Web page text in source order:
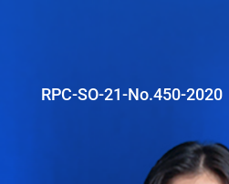
RPC-SO-21-No.450-2020